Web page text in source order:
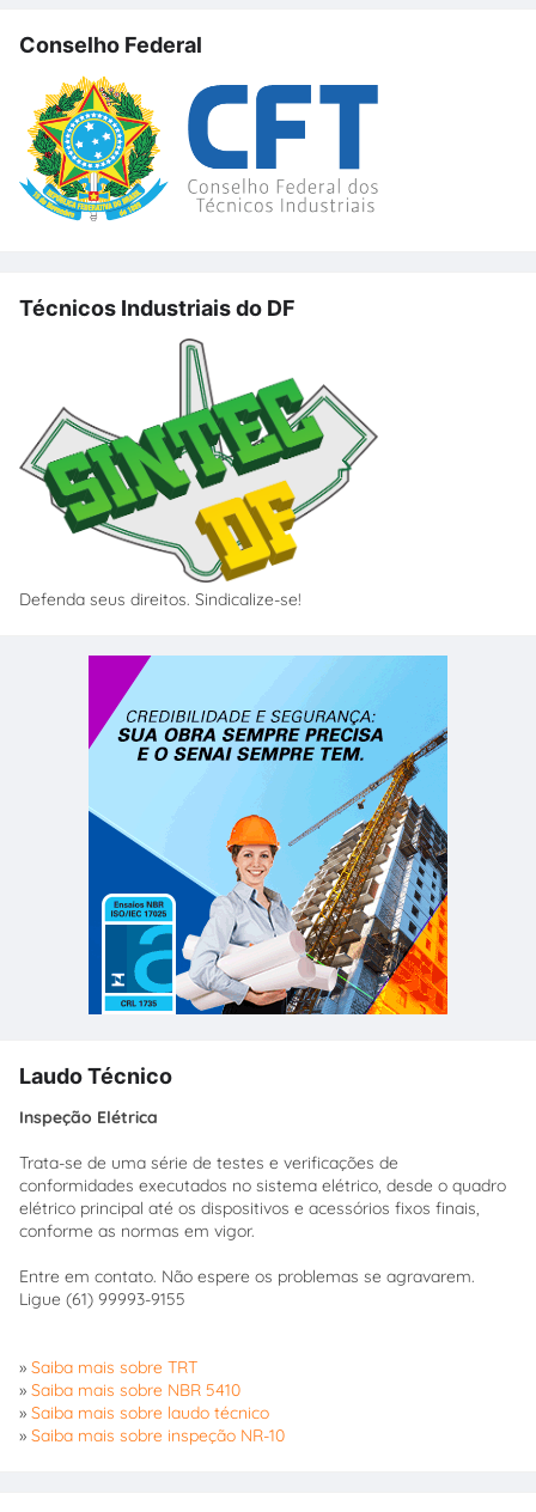
Conselho Federal
Técnicos Industriais do DF
Defenda seus direitos. Sindicalize-se!
Laudo Técnico
Inspeção Elétrica
Trata-se de uma série de testes e verificações de
conformidades executados no sistema elétrico, desde o quadro
elétrico principal até os dispositivos e acessórios fixos finais,
conforme as normas em vigor.
Entre em contato. Não espere os problemas se agravarem.
Ligue (61) 99993-9155
» Saiba mais sobre TRT
» Saiba mais sobre NBR 5410
» Saiba mais sobre laudo técnico
» Saiba mais sobre inspeção NR-10